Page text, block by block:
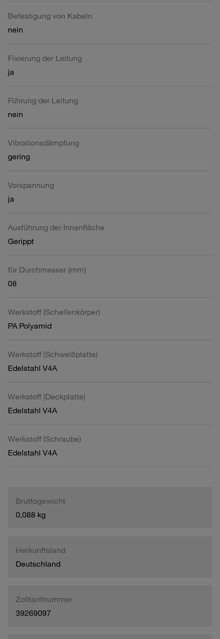
Befestigung von Kabeln
nein
Fixierung der Leitung
ja
Führung der Leitung
nein
Vibrationsdämpfung
gering
Vorspannung
ja
Ausführung der Innenfläche
Gerippt
für Durchmesser (mm)
08
Werkstoff (Schellenkörper)
PA Polyamid
Werkstoff (Schweißplatte)
Edelstahl V4A
Werkstoff (Deckplatte)
Edelstahl V4A
Werkstoff (Schraube)
Edelstahl V4A
Bruttogewicht
0,088 kg
Herkunftsland
Deutschland
Zolltarifnummer
39269097